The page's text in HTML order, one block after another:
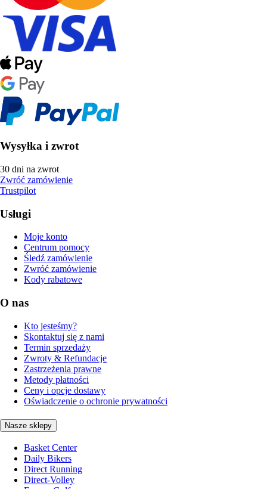
Wysyłka i zwrot
30 dni na zwrot
Zwróć zamówienie
Trustpilot
Usługi
Moje konto
Centrum pomocy
Śledź zamówienie
Zwróć zamówienie
Kody rabatowe
O nas
Kto jesteśmy?
Skontaktuj się z nami
Termin sprzedaży
Zwroty & Refundacje
Zastrzeżenia prawne
Metody płatności
Ceny i opcje dostawy
Oświadczenie o ochronie prywatności
Nasze sklepy
Basket Center
Daily Bikers
Direct Running
Direct-Volley